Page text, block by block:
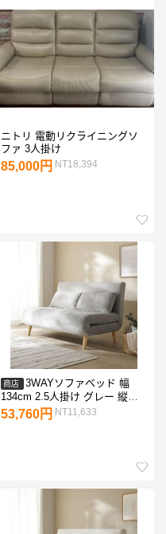
ニトリ 電動リクライニングソ
ファ 3人掛け
85,000円 NT18,394
商店
3WAYソファベッド 幅
134cm 2.5人掛け グレー 縦型
ソファベッド 組立品
53,760円 NT11,633